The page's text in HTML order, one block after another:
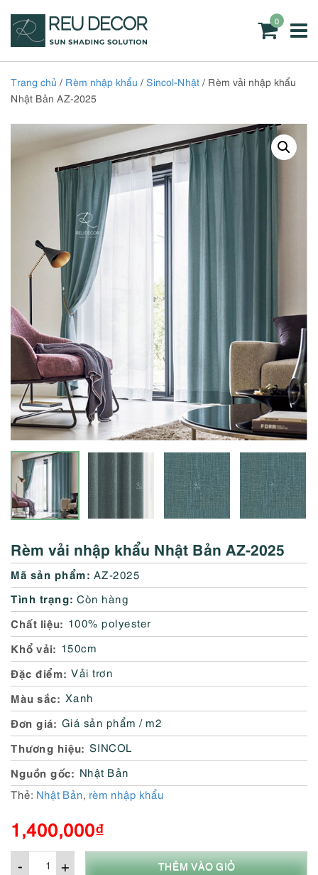
0
Trang chủ / Rèm nhập khẩu / Sincol-Nhật / Rèm vải nhập khẩu
Nhật Bản AZ-2025
Rèm vải nhập khẩu Nhật Bản AZ-2025
Mã sản phẩm: AZ-2025
Tình trạng: Còn hàng
Chất liệu 100% polyester
Khổ vải 150cm
Đặc điểm Vải trơn
Màu sắc Xanh
Đơn giá Giá sản phẩm / m2
Thương hiệu SINCOL
Nguồn gốc
Nhật Bản
Thẻ: Nhật Bản rèm nhập khẩu
1,400,000₫
+
- THÊM VÀO GIỎ